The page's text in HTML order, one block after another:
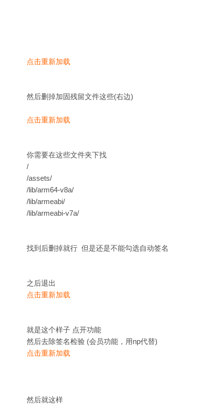
点击重新加载
然后删掉加固残留文件这些(右边)
点击重新加载
你需要在这些文件夹下找
/
/assets/
/lib/arm64-v8a/
/lib/armeabi/
/lib/armeabi-v7a/
找到后删掉就行 但是还是不能勾选自动签名
之后退出
点击重新加载
就是这个样子 点开功能
然后去除签名检验 (会员功能，用np代替)
点击重新加载
然后就这样